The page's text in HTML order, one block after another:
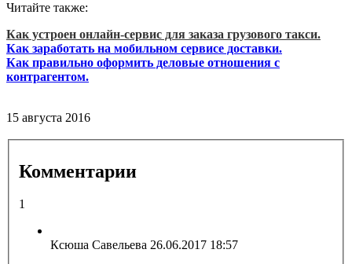
Читайте также:
Как устроен онлайн-сервис для заказа грузового такси.
Как заработать на мобильном сервисе доставки.
Как правильно оформить деловые отношения с
контрагентом.
15 августа 2016
Комментарии
1
Ксюша Савельева 26.06.2017 18:57